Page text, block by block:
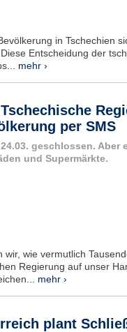
in Tschechien
Entscheidung der
mehr ›
per SMS
geschlossen. Aber
und Supermärkte.
wie vermutlich
Regierung auf unser
mehr ›
plant